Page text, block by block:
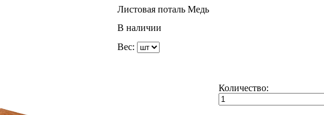
Листовая поталь Медь
В наличии
Вес:
Количество: